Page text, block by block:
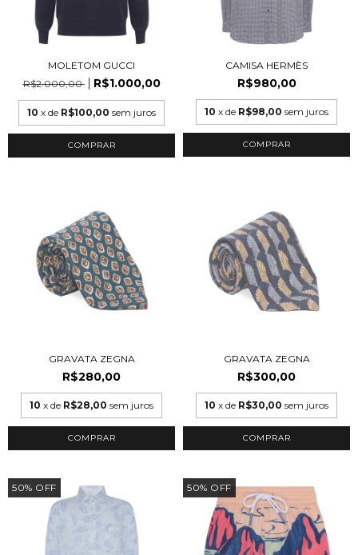
MOLETOM GUCCI
R$2.000,00
R$1.000,00
10 x de R$100,00 sem juros
CAMISA HERMÈS
R$980,00
10 x de R$98,00 sem juros
GRAVATA ZEGNA
R$280,00
10 x de R$28,00 sem juros
GRAVATA ZEGNA
R$300,00
10 x de R$30,00 sem juros
50% OFF 50% OFF